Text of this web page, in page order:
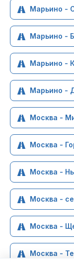
Марьино -
Марьино -
Марьино -
Марьино -
Москва -
Москва -
Москва -
Москва -
Москва -
Москва -